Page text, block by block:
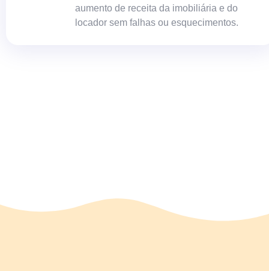
aumento de receita da imobiliária e do
locador sem falhas ou esquecimentos.